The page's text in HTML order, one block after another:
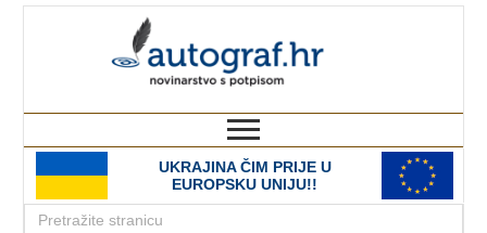
UKRAJINA ČIM PRIJE U
EUROPSKU UNIJU!!